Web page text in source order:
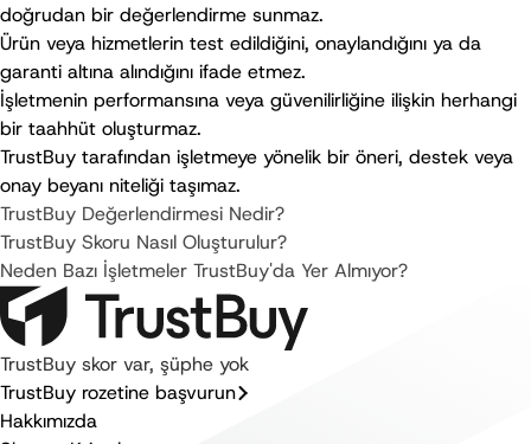
doğrudan bir değerlendirme sunmaz.
Ürün veya hizmetlerin test edildiğini, onaylandığını ya da
garanti altına alındığını ifade etmez.
İşletmenin performansına veya güvenilirliğine ilişkin herhangi
bir taahhüt oluşturmaz.
TrustBuy tarafından işletmeye yönelik bir öneri, destek veya
onay beyanı niteliği taşımaz.
TrustBuy Değerlendirmesi Nedir?
TrustBuy Skoru Nasıl Oluşturulur?
Neden Bazı İşletmeler TrustBuy'da Yer Almıyor?
TrustBuy skor var, şüphe yok
TrustBuy rozetine başvurun
Hakkımızda